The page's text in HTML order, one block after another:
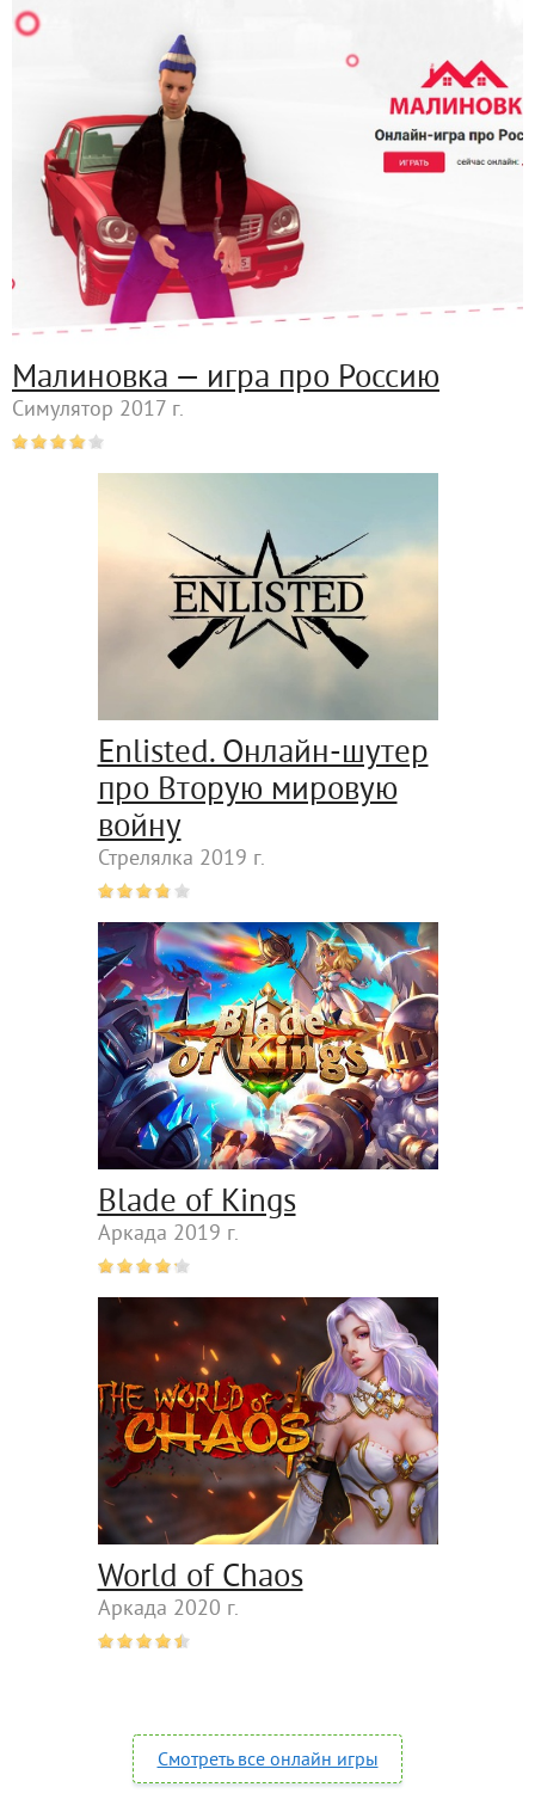
Малиновка — игра про Россию
Симулятор 2017 г.
Enlisted. Онлайн-шутер
про Вторую мировую
войну
Стрелялка 2019 г.
Blade of Kings
Аркада 2019 г.
World of Chaos
Аркада 2020 г.
Смотреть все онлайн игры